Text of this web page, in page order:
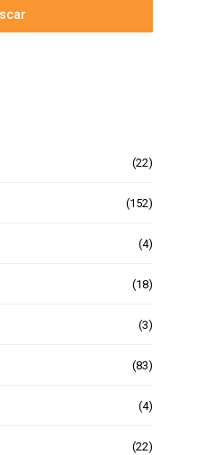
(22)
(152)
(4)
(18)
(3)
(83)
(4)
(22)